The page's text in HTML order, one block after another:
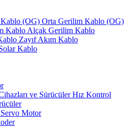
Orta Gerilim Kablo (OG)
Alçak Gerilim Kablo
Zayıf Akım Kablo
Kablo
Hız Kontrol
Motor